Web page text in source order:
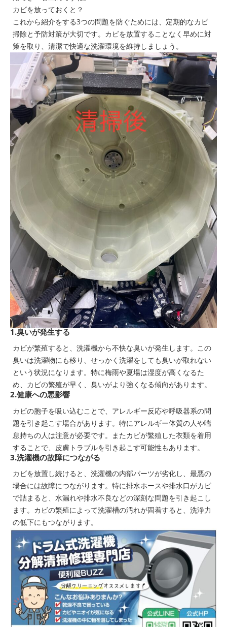
カビを放っておくと？
これから紹介をする3つの問題を防ぐためには、定期的なカビ
掃除と予防対策が大切です。カビを放置することなく早めに対
策を取り、清潔で快適な洗濯環境を維持しましょう。
1.臭いが発生する
カビが繁殖すると、洗濯機から不快な臭いが発生します。この
臭いは洗濯物にも移り、せっかく洗濯をしても臭いが取れない
という状況になります。特に梅雨や夏場は湿度が高くなるた
め、カビの繁殖が早く、臭いがより強くなる傾向があります。
2.健康への悪影響
カビの胞子を吸い込むことで、アレルギー反応や呼吸器系の問
題を引き起こす場合があります。特にアレルギー体質の人や喘
息持ちの人は注意が必要です。またカビが繁殖した衣類を着用
することで、皮膚トラブルを引き起こす可能性もあります。
3.洗濯機の故障につながる
カビを放置し続けると、洗濯機の内部パーツが劣化し、最悪の
場合には故障につながります。特に排水ホースや排水口がカビ
で詰まると、水漏れや排水不良などの深刻な問題を引き起こし
ます。カビの繁殖によって洗濯槽の汚れが固着すると、洗浄力
の低下にもつながります。